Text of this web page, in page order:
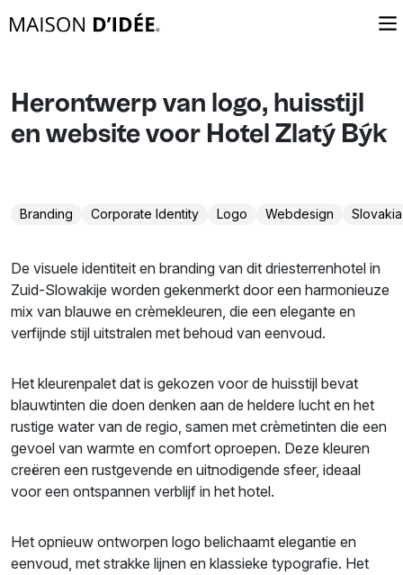
Herontwerp van logo, huisstijl
en website voor Hotel Zlatý Býk
Branding Corporate Identity Logo Webdesign Slovakia
De visuele identiteit en branding van dit driesterrenhotel in
Zuid-Slowakije worden gekenmerkt door een harmonieuze
mix van blauwe en crèmekleuren, die een elegante en
verfijnde stijl uitstralen met behoud van eenvoud.
Het kleurenpalet dat is gekozen voor de huisstijl bevat
blauwtinten die doen denken aan de heldere lucht en het
rustige water van de regio, samen met crèmetinten die een
gevoel van warmte en comfort oproepen. Deze kleuren
creëren een rustgevende en uitnodigende sfeer, ideaal
voor een ontspannen verblijf in het hotel.
Het opnieuw ontworpen logo belichaamt elegantie en
eenvoud, met strakke lijnen en klassieke typografie. Het